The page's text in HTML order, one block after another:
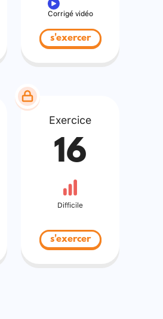
Corrigé vidéo
s'exercer
Exercice
16
Difficile
s'exercer